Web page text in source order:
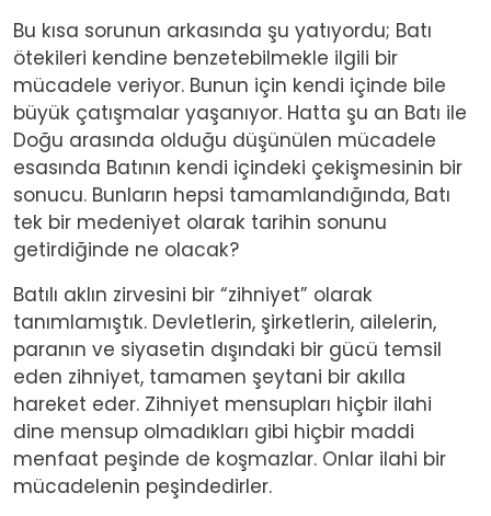
Bu kısa sorunun arkasında şu yatıyordu; Batı
ötekileri kendine benzetebilmekle ilgili bir
mücadele veriyor. Bunun için kendi içinde bile
büyük çatışmalar yaşanıyor. Hatta şu an Batı ile
Doğu arasında olduğu düşünülen mücadele
esasında Batının kendi içindeki çekişmesinin bir
sonucu. Bunların hepsi tamamlandığında, Batı
tek bir medeniyet olarak tarihin sonunu
getirdiğinde ne olacak?
Batılı aklın zirvesini bir “zihniyet” olarak
tanımlamıştık. Devletlerin, şirketlerin, ailelerin,
paranın ve siyasetin dışındaki bir gücü temsil
eden zihniyet, tamamen şeytani bir akılla
hareket eder. Zihniyet mensupları hiçbir ilahi
dine mensup olmadıkları gibi hiçbir maddi
menfaat peşinde de koşmazlar. Onlar ilahi bir
mücadelenin peşindedirler.